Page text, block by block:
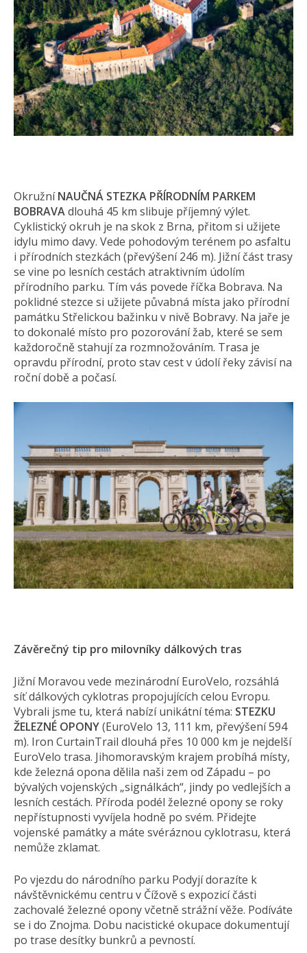
OkružníNAUČNÁ STEZKA PŘÍRODNÍM PARKEM
BOBRAVAdlouhá 45 km slibuje příjemný výlet.
Cyklistický okruh je na skok z Brna, přitom si užijete
idylu mimo davy. Vede pohodovým terénem po asfaltu
i přírodních stezkách (převýšení 246 m). Jižní část trasy
se vine po lesních cestách atraktivním údolím
přírodního parku. Tím vás povede říčka Bobrava. Na
poklidné stezce si užijete půvabná místa jako přírodní
památku Střelickou bažinku v nivě Bobravy. Na jaře je
to dokonalé místo pro pozorování žab, které se sem
každoročně stahují za rozmnožováním. Trasa je
opravdu přírodní, proto stav cest v údolí řeky závisí na
roční době a počasí.
Závěrečný tip pro milovníky dálkových tras
Jižní Moravou vede mezinárodní EuroVelo, rozsáhlá
síť dálkových cyklotras propojujících celou Evropu.
Vybrali jsme tu, která nabízí unikátní téma: STEZKU
ŽELEZNÉ OPONY(EuroVelo 13, 111 km, převýšení 594
m). Iron CurtainTrail dlouhá přes 10 000 km je nejdelší
EuroVelo trasa. Jihomoravským krajem probíhá místy,
kde železná opona dělila naši zem od Západu – po
bývalých vojenských „signálkách“, jindy po vedlejších a
lesních cestách. Příroda podél železné opony se roky
nepřístupnosti vyvíjela hodně po svém. Přidejte
vojenské památky a máte svéráznou cyklotrasu, která
nemůže zklamat.
Po vjezdu do národního parku Podyjí dorazíte k
návštěvnickému centru v Čížově s expozicí části
zachovalé železné opony včetně strážní věže. Podíváte
se i do Znojma. Dobu nacistické okupace dokumentují
po trase desítky bunkrů a pevností.